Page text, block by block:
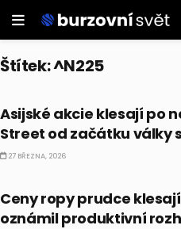
Štítek:^N225
Asijské akcie klesají po
Street od začátku války
27 BŘEZNA, 2026
Ceny ropy prudce
oznámil produktivní